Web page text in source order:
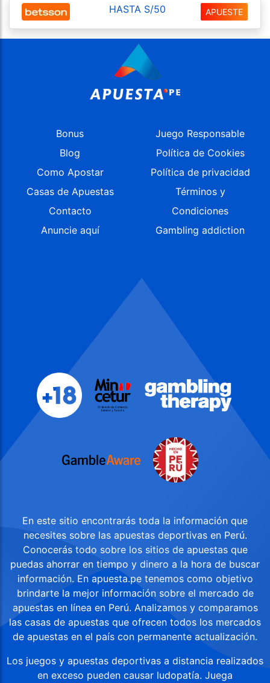
HASTA S/50 APUESTE
Bonus
Blog
Como Apostar
Casas de Apuestas
Contacto
Anuncie aquí
Juego Responsable
Política de Cookies
Política de privacidad
Términos y
Condiciones
Gambling addiction
En este sitio encontrarás toda la información que
necesites sobre las apuestas deportivas en Perú.
Conocerás todo sobre los sitios de apuestas que
puedas ahorrar en tiempo y dinero a la hora de buscar
información. En apuesta.pe tenemos como objetivo
brindarte la mejor información sobre el mercado de
apuestas en línea en Perú. Analizamos y comparamos
las casas de apuestas que ofrecen todos los mercados
de apuestas en el país con permanente actualización.
Los juegos y apuestas deportivas a distancia realizados
en exceso pueden causar ludopatía. Juega